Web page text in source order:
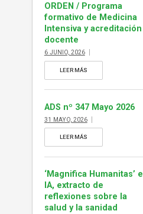
ORDEN / Programa
formativo de Medicina
Intensiva y acreditación
docente
6 JUNIO, 2026
LEER MÁS
ADS nº 347 Mayo 2026
31 MAYO, 2026
LEER MÁS
‘Magnifica Humanitas’ e
IA, extracto de
reflexiones sobre la
salud y la sanidad